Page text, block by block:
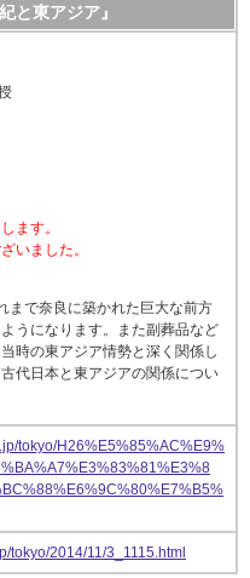
と東アジア』
ます。
いました。
まで奈良に築かれた巨大な前方
うになります。また副葬品など
時の東アジア情勢と深く関係し
代日本と東アジアの関係につい
tokyo/H26%E5%85%AC%E9%
tokyo/2014/11/3_1115.html